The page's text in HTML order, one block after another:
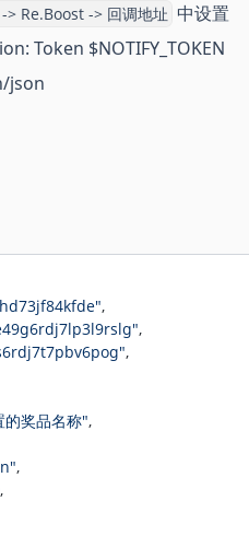
Re.Boost -> 回调地址 中设置
Token $NOTIFY_TOKEN
json
,
,
,
的奖品名称",
,
,